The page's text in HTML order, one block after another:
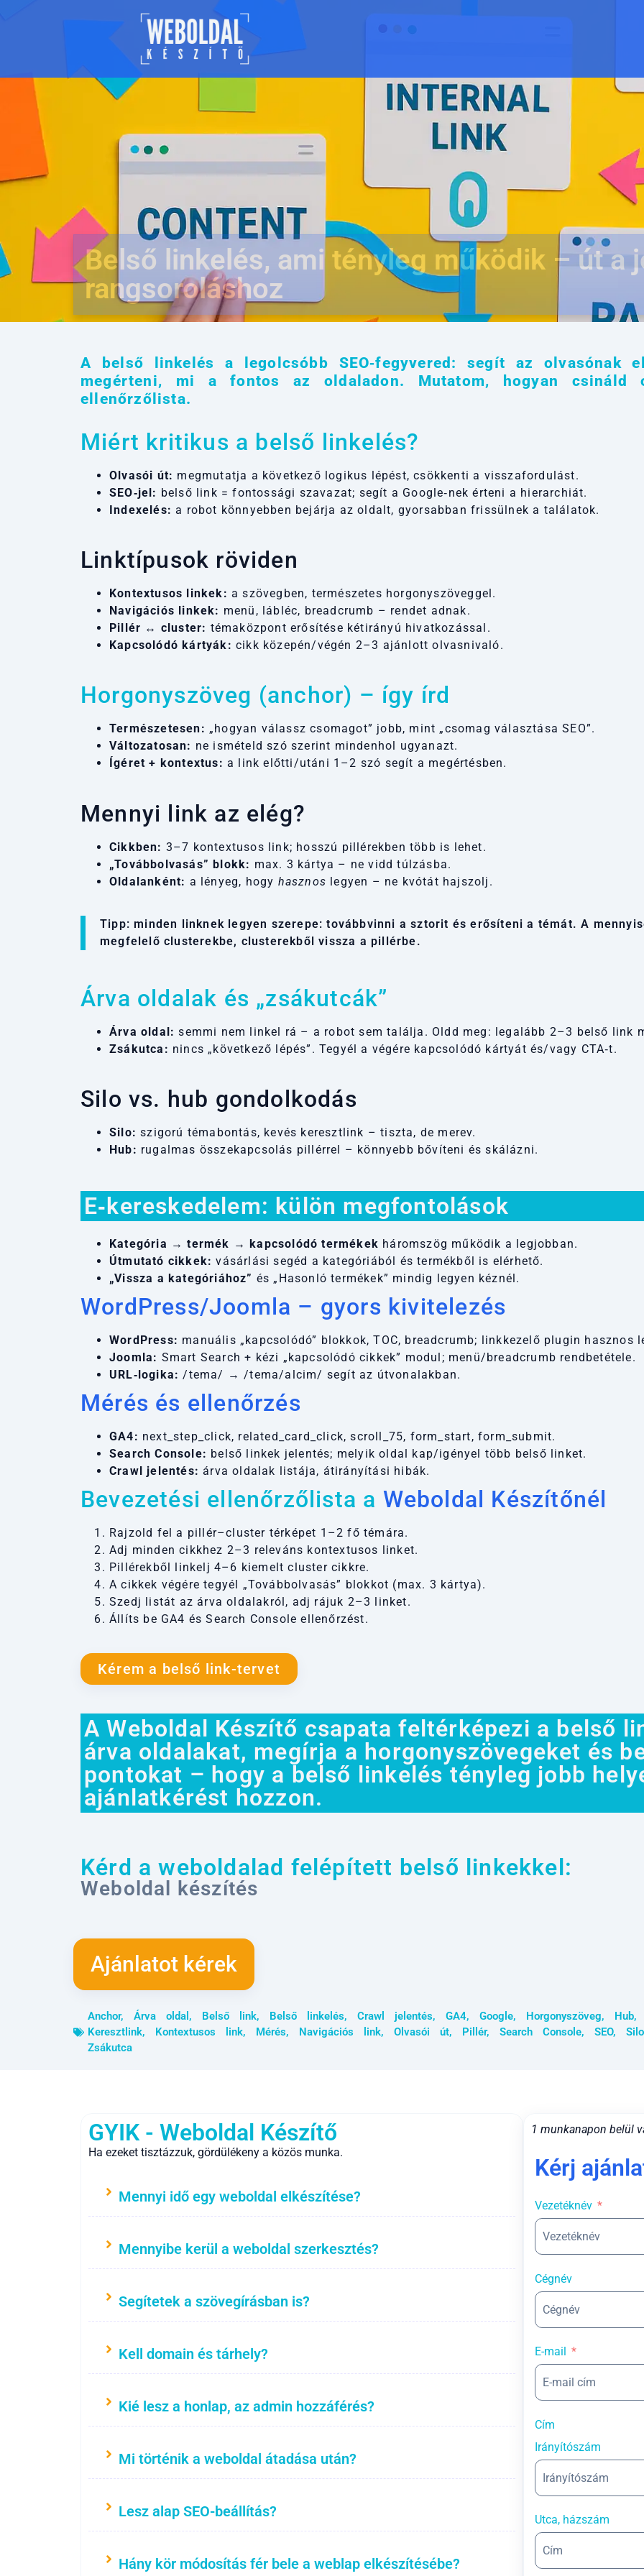
Belső linkelés, ami tényleg működik – út a
rangsoroláshoz
A belső linkelés a legolcsóbb SEO‑fegyvered: segít az olvasónak
megérteni, mi a fontos az oldaladon. Mutatom, hogyan csináld
ellenőrzőlista.
Miért kritikus a belső linkelés?
Olvasói út: megmutatja a következő logikus lépést, csökkenti a visszafordulást.
SEO‑jel: belső link = fontossági szavazat; segít a Google‑nek érteni a hierarchiát.
Indexelés: a robot könnyebben bejárja az oldalt, gyorsabban frissülnek a találatok.
Linktípusok röviden
Kontextusos linkek: a szövegben, természetes horgonyszöveggel.
Navigációs linkek: menü, lábléc, breadcrumb – rendet adnak.
Pillér ↔ cluster: témaközpont erősítése kétirányú hivatkozással.
Kapcsolódó kártyák: cikk közepén/végén 2–3 ajánlott olvasnivaló.
Horgonyszöveg (anchor) – így írd
Természetesen: „hogyan válassz csomagot” jobb, mint „csomag választása SEO”.
Változatosan: ne ismételd szó szerint mindenhol ugyanazt.
Ígéret + kontextus: a link előtti/utáni 1–2 szó segít a megértésben.
Mennyi link az elég?
Cikkben: 3–7 kontextusos link; hosszú pillérekben több is lehet.
„Továbbolvasás” blokk: max. 3 kártya – ne vidd túlzásba.
Oldalanként: a lényeg, hogy hasznos legyen – ne kvótát hajszolj.
Tipp: minden linknek legyen szerepe: továbbvinni a sztorit és erősíteni a témát. A
megfelelő clusterekbe, clusterekből vissza a pillérbe.
Árva oldalak és „zsákutcák”
Árva oldal: semmi nem linkel rá – a robot sem találja. Oldd meg: legalább 2–3 belső link
Zsákutca: nincs „következő lépés”. Tegyél a végére kapcsolódó kártyát és/vagy CTA‑t.
Silo vs. hub gondolkodás
Silo: szigorú témabontás, kevés keresztlink – tiszta, de merev.
Hub: rugalmas összekapcsolás pillérrel – könnyebb bővíteni és skálázni.
E‑kereskedelem: külön megfontolások
Kategória → termék → kapcsolódó termékek háromszög működik a legjobban.
Útmutató cikkek: vásárlási segéd a kategóriából és termékből is elérhető.
„Vissza a kategóriához” és „Hasonló termékek” mindig legyen kéznél.
WordPress/Joomla – gyors kivitelezés
WordPress: manuális „kapcsolódó” blokkok, TOC, breadcrumb; linkkezelő plugin hasznos
Joomla: Smart Search + kézi „kapcsolódó cikkek” modul; menü/breadcrumb rendbetétele.
URL‑logika: /tema/ → /tema/alcim/ segít az útvonalakban.
Mérés és ellenőrzés
GA4: next_step_click, related_card_click, scroll_75, form_start, form_submit.
Search Console: belső linkek jelentés; melyik oldal kap/igényel több belső linket.
Crawl jelentés: árva oldalak listája, átirányítási hibák.
Bevezetési ellenőrzőlista a Weboldal Készítőnél
Rajzold fel a pillér–cluster térképet 1–2 fő témára.
Adj minden cikkhez 2–3 releváns kontextusos linket.
Pillérekből linkelj 4–6 kiemelt cluster cikkre.
A cikkek végére tegyél „Továbbolvasás” blokkot (max. 3 kártya).
Szedj listát az árva oldalakról, adj rájuk 2–3 linket.
Állíts be GA4 és Search Console ellenőrzést.
Kérem a belső link-tervet
A Weboldal Készítő csapata feltérképezi a belső
árva oldalakat, megírja a horgonyszövegeket és
pontokat – hogy a belső linkelés tényleg jobb
ajánlatkérést hozzon.
Kérd a weboldalad felépített belső linkekkel:
Weboldal készítés
Ajánlatot kérek
Anchor, Árva oldal , Belső link, Belső linkelés, Crawl jelentés, GA4, Google, Horgonyszöveg, Hub,
Keresztlink, Kontextusos link, Mérés, Navigációs link, Olvasói út, Pillér, Search Console, SEO, Silo
Zsákutca
GYIK - Weboldal Készítő
Ha ezeket tisztázzuk, gördülékeny a közös munka.
Mennyi idő egy weboldal elkészítése?
Mennyibe kerül a weboldal szerkesztés?
Segítetek a szövegírásban is?
Kell domain és tárhely?
Kié lesz a honlap, az admin hozzáférés?
Mi történik a weboldal átadása után?
Lesz alap SEO-beállítás?
Hány kör módosítás fér bele a weblap elkészítésébe?
1 munkanapon belül
Kérj
Vezetéknév
Cégnév
E-mail
Cím
Irányítószám
Utca, házszám